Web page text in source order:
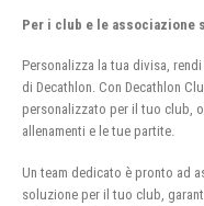
Per i club e le associazione
Personalizza la tua divisa,
di Decathlon. Con Decathlon
personalizzato per il tuo club,
allenamenti e le tue partite.
Un team dedicato è pronto ad
soluzione per il tuo club,